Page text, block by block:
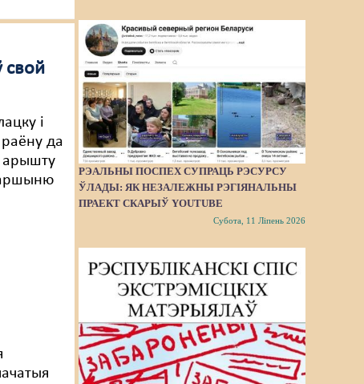
свой
і
да
арышту
РЭАЛЬНЫ ПОСПЕХ СУПРАЦЬ РЭСУРСУ
ЎЛАДЫ: ЯК НЕЗАЛЕЖНЫ РЭГІЯНАЛЬНЫ
ПРАЕКТ СКАРЫЎ YOUTUBE
Субота, 11 Ліпень 2026